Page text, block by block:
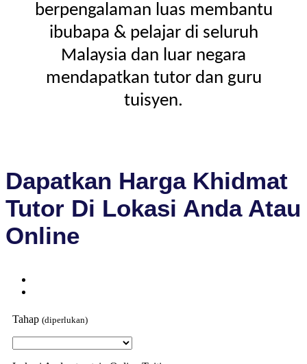
berpengalaman luas membantu
ibubapa & pelajar di seluruh
Malaysia dan luar negara
mendapatkan tutor dan guru
tuisyen.
Dapatkan Harga Khidmat
Tutor Di Lokasi Anda Atau
Online
Tahap (diperlukan)